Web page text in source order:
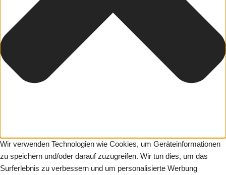
Wir verwenden Technologien wie Cookies, um Geräteinformationen
zu speichern und/oder darauf zuzugreifen. Wir tun dies, um das
Surferlebnis zu verbessern und um personalisierte Werbung